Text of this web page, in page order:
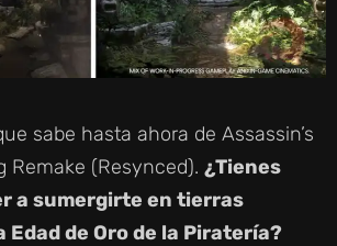
sabe hasta ahora de Assassin’s
Remake (Resynced). ¿Tienes
a sumergirte en tierras
Edad de Oro de la Piratería?